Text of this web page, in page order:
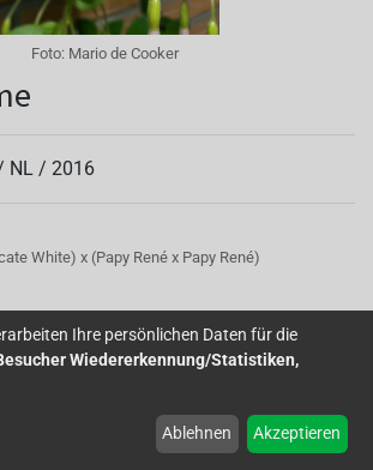
Foto: Mario de Cooker
NL / 2016
White) x (Papy René x Papy René)
x ('Papy René' x'Papy René').
langen Röhre und die Kelchblätter und
in Richtung Weiß gehend. Es ist
Ihre persönlichen Daten für die
Wiedererkennung/Statistiken,
Ablehnen Akzeptieren